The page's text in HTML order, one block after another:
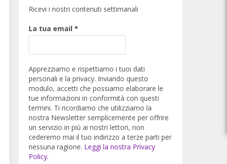
Ricevi i nostri contenuti settimanali
La tua email *
Apprezziamo e rispettiamo i tuoi dati
personali e la privacy. Inviando questo
modulo, accetti che possiamo elaborare le
tue informazioni in conformità con questi
termini. Ti ricordiamo che utilizziamo la
nostra Newsletter semplicemente per offrire
un servizio in più ai nostri lettori, non
cederemo mai il tuo indirizzo a terze parti per
nessuna ragione. Leggi la nostra Privacy
Policy.